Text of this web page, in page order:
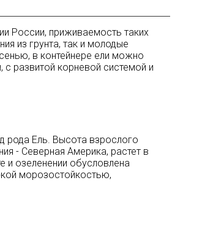
России, приживаемость таких
из грунта, так и молодые
в контейнере ели можно
развитой корневой системой и
рода Ель. Высота взрослого
- Северная Америка, растет в
и озеленении обусловлена
морозостойкостью,